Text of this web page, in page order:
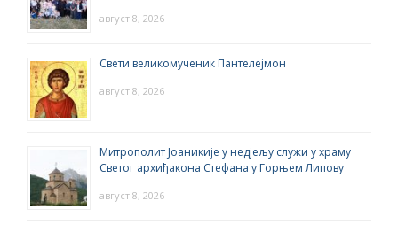
август 8, 2026
Свети великомученик Пантелејмон
август 8, 2026
Митрополит Јоаникије у недјељу служи у храму
Светог архиђакона Стефана у Горњем Липову
август 8, 2026